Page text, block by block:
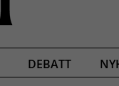
DEBATT